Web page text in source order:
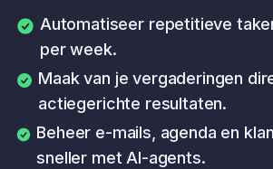
Automatiseer repetitieve
per week.
Maak van je vergaderingen
actiegerichte resultaten.
Beheer e-mails, agenda en
sneller met AI-agents.